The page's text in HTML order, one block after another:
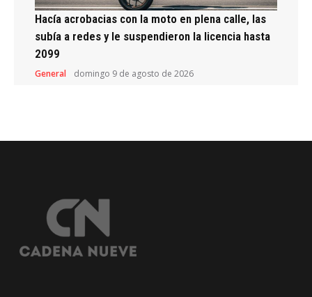
Hacía acrobacias con la moto en plena calle, las
subía a redes y le suspendieron la licencia hasta
2099
General domingo 9 de agosto de 2026